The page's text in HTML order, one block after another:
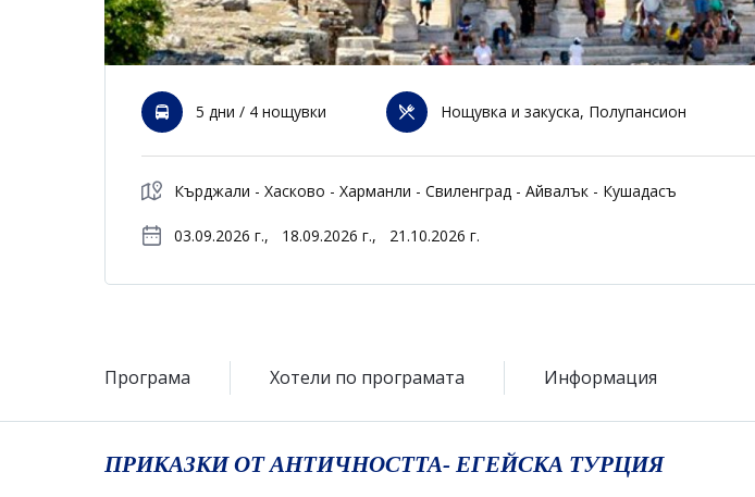
5 дни / 4 нощувки Нощувка и закуска, Полупансион
Кърджали - Хасково - Харманли - Свиленград - Айвалък - Кушадасъ
03.09.2026 г., 18.09.2026 г., 21.10.2026 г.
Програма Хотели по програмата Информация
ПРИКАЗКИ ОТ АНТИЧНОСТТА- ЕГЕЙСКА ТУРЦИЯ